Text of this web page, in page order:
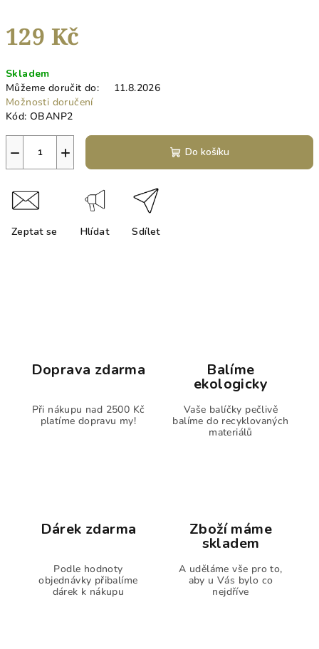
129 Kč
cena:
Skladem
Můžeme doručit do:
11.8.2026
Možnosti doručení
Kód: OBANP2
+
− Do košíku
Zeptat se Hlídat Sdílet
Doprava zdarma
Při nákupu nad 2500 Kč
platíme dopravu my!
Balíme
ekologicky
Vaše balíčky pečlivě
balíme do recyklovaných
materiálů
Dárek zdarma
Podle hodnoty
objednávky přibalíme
dárek k nákupu
Zboží máme
skladem
A uděláme vše pro to,
aby u Vás bylo co
nejdříve